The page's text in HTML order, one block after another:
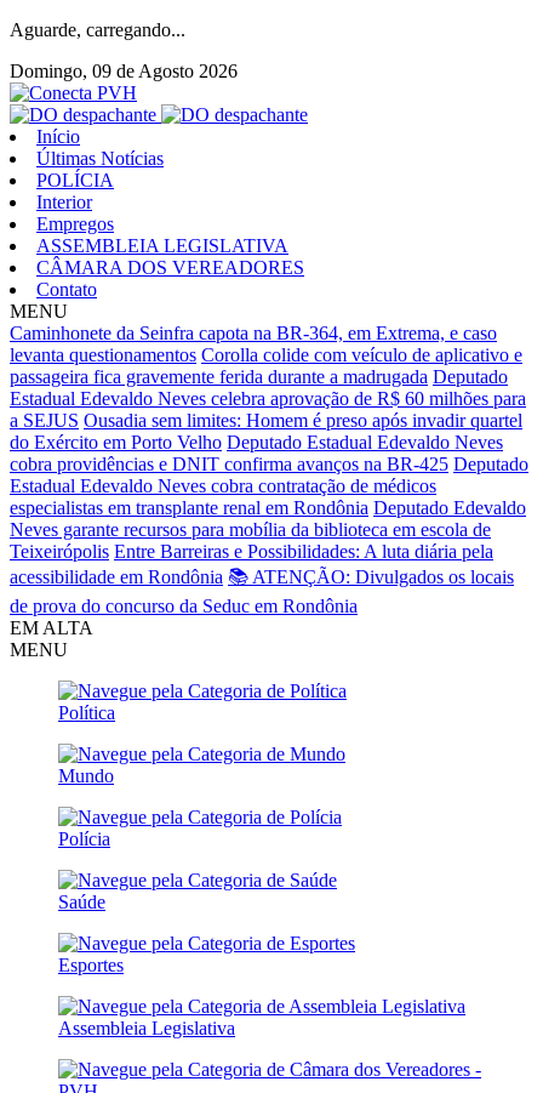
Aguarde, carregando...
Domingo, 09 de Agosto 2026
Início
Últimas Notícias
POLÍCIA
Interior
Empregos
ASSEMBLEIA LEGISLATIVA
CÂMARA DOS VEREADORES
Contato
MENU
Caminhonete da Seinfra capota na BR-364, em Extrema, e caso
levanta questionamentos Corolla colide com veículo de aplicativo e
passageira fica gravemente ferida durante a madrugada Deputado
Estadual Edevaldo Neves celebra aprovação de R$ 60 milhões para
a SEJUS Ousadia sem limites: Homem é preso após invadir quartel
do Exército em Porto Velho Deputado Estadual Edevaldo Neves
cobra providências e DNIT confirma avanços na BR-425 Deputado
Estadual Edevaldo Neves cobra contratação de médicos
especialistas em transplante renal em Rondônia Deputado Edevaldo
Neves garante recursos para mobília da biblioteca em escola de
Teixeirópolis Entre Barreiras e Possibilidades: A luta diária pela
acessibilidade em Rondônia 📚 ATENÇÃO: Divulgados os locais
de prova do concurso da Seduc em Rondônia
EM ALTA
MENU
Política
Mundo
Polícia
Saúde
Esportes
Assembleia Legislativa